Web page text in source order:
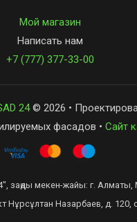
Мой магазин
Написать нам
+7 (777) 377-33-00
24© 2026 •
фасадов • Сайт
заңды мекен-жайы: г. Алматы,
Нұрсұлтан Назарбаев, д. 120,